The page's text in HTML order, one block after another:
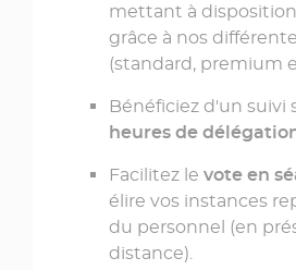
mettant à
grâce à nos
(standard, premium
Bénéficiez d'un suivi
heures de
Facilitez le vote en
élire vos instances
du personnel (en
distance).